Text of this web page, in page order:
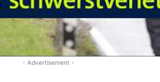
- Advertisement -